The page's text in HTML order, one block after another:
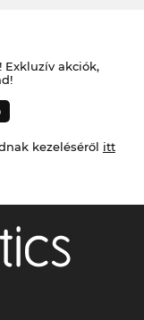
akciók,
kezeléséről itt